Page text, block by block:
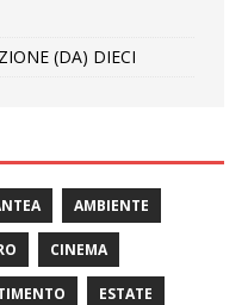
(DA) DIECI
AMBIENTE
CINEMA
ESTATE